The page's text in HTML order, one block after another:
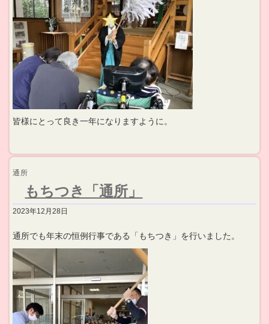
皆様にとって良き一年になりますように。
通所
もちつき「通所」
2023年12月28日
通所でも年末の恒例行事である「もちつき」を行いました。